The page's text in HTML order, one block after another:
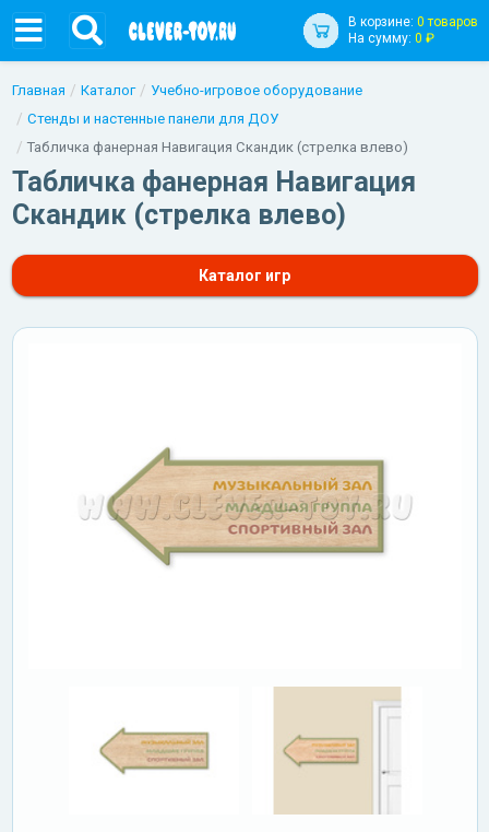
В корзине: 0 товаров
На сумму: 0 ₽
Главная Каталог
Учебно-игровое оборудование
Стенды и настенные панели для ДОУ
Табличка фанерная Навигация Скандик (стрелка влево)
Табличка фанерная Навигация
Скандик (стрелка влево)
Каталог игр